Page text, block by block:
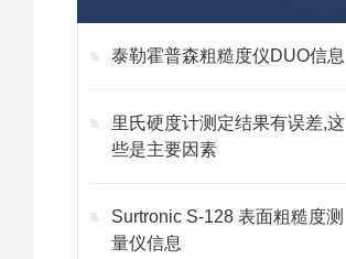
泰勒霍普森粗糙度仪DUO信息
里氏硬度计测定结果有误差,这
些是主要因素
Surtronic S-128 表面粗糙度测
量仪信息